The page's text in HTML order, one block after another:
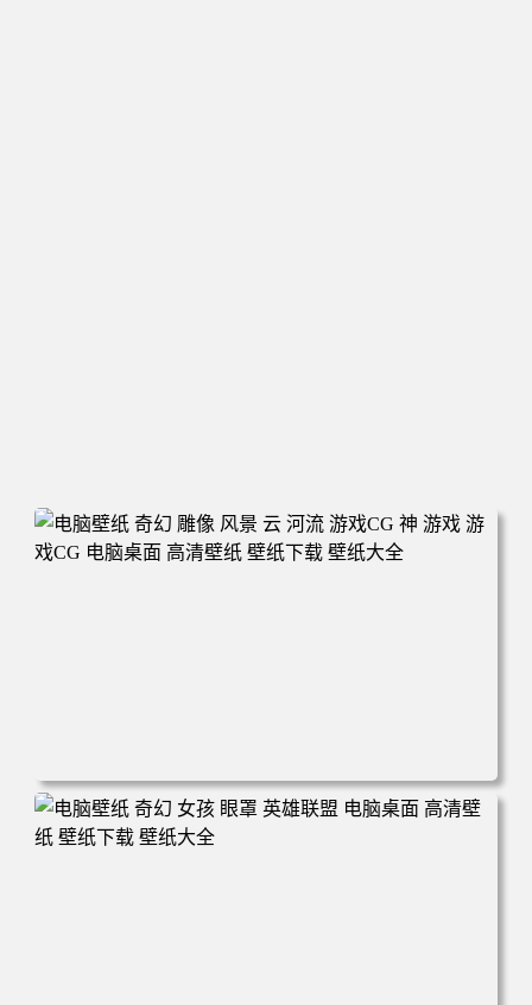
电脑壁纸 奇幻 雕像 风景 云 河流 游戏CG 神 游戏 游戏CG
电脑桌面 高清壁纸 壁纸下载 壁纸大全